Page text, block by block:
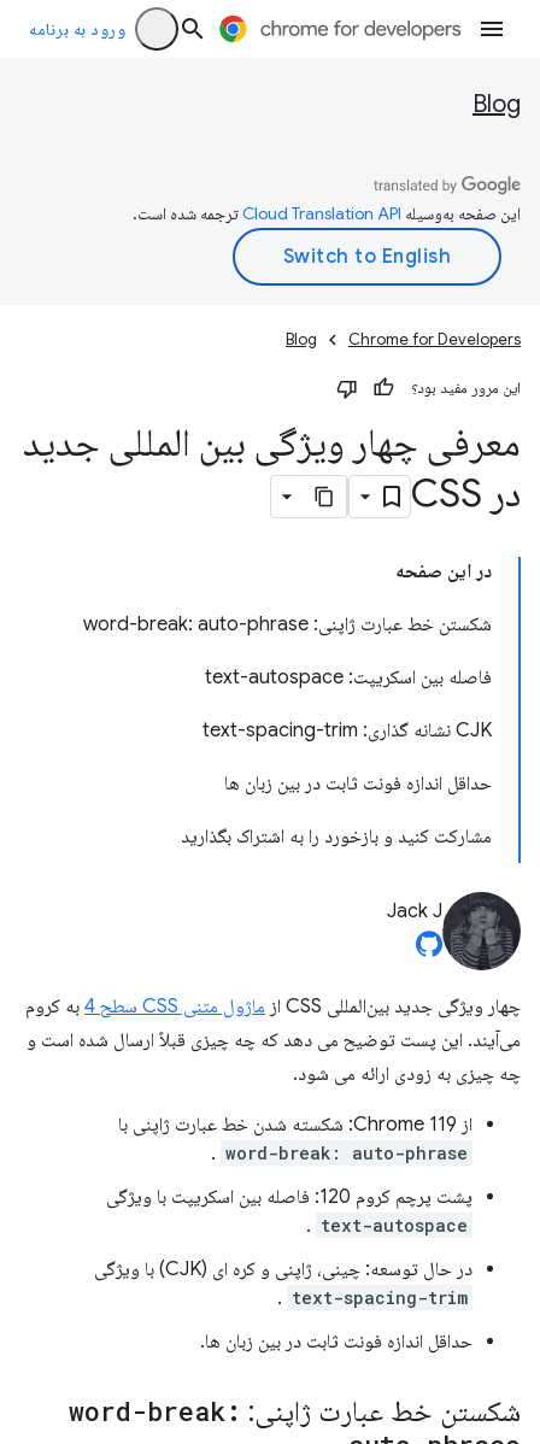
ورود به برنامه
Blog
این صفحه به‌وسیله ترجمه شده است.
Chrome for Developers
Blog
این مرور مفید بود؟
معرفی چهار ویژگی بین المللی جدید
در CSS
در این صفحه
شکستن خط عبارت ژاپنی: word-break: auto-phrase
فاصله بین اسکریپت: text-autospace
CJK نشانه گذاری: text-spacing-trim
حداقل اندازه فونت ثابت در بین زبان ها
مشارکت کنید و بازخورد را به اشتراک بگذارید
Jack J
چهار ویژگی جدید بین‌المللی CSS از ماژول متنی CSS سطح 4
به کروم
می‌آیند. این پست توضیح می دهد که چه چیزی قبلاً ارسال شده است و
چه چیزی به زودی ارائه می شود.
از Chrome 119: شکسته شدن خط عبارت ژاپنی با
word-break: auto-phrase
.
پشت پرچم کروم 120: فاصله بین اسکریپت با ویژگی
text-autospace
.
در حال توسعه: چینی، ژاپنی و کره ای (CJK) با ویژگی
text-spacing-trim
.
حداقل اندازه فونت ثابت در بین زبان ها.
شکستن خط عبارت ژاپنی: word-break: